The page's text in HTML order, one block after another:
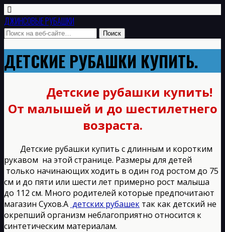
ДЖИНСОВЫЕ РУБАШКИ
ДЕТСКИЕ РУБАШКИ КУПИТЬ.
Детские рубашки купить!
От малышей и до шестилетнего
возраста.
Детские рубашки купить с длинным и коротким
рукавом на этой странице. Размеры для детей
только начинающих ходить в один год ростом до 75
см и до пяти или шести лет примерно рост малыша
до 112 см. Много родителей которые предпочитают
магазин Сухов.А детских рубашек так как детский не
окрепший организм неблагоприятно относится к
синтетическим материалам.